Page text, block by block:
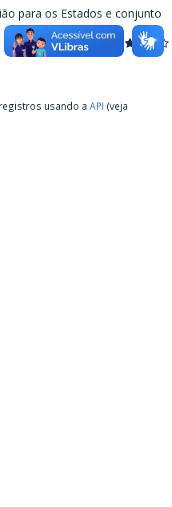
para os Estados e conjunto
usando a API (veja